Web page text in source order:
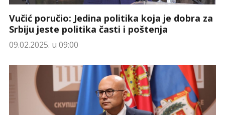
Vučić poručio: Jedina politika koja je dobra za
Srbiju jeste politika časti i poštenja
09.02.2025. u 09:00